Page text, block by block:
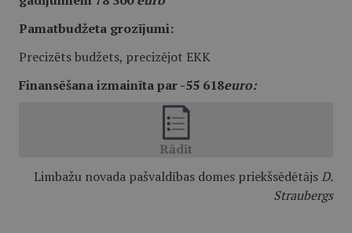
Pamatbudžeta grozījumi:
Precizēts budžets, precizējot EKK
Finansēšana izmainīta par -55 618euro:
Limbažu novada pašvaldības domes priekšsēdētājsD.
Straubergs